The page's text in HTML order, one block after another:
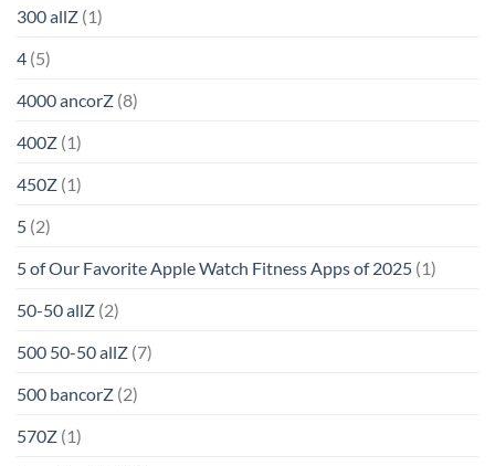
300 allZ (1)
4 (5)
4000 ancorZ (8)
400Z (1)
450Z (1)
5 (2)
5 of Our Favorite Apple Watch Fitness Apps of 2025 (1)
50-50 allZ (2)
500 50-50 allZ (7)
500 bancorZ (2)
570Z (1)